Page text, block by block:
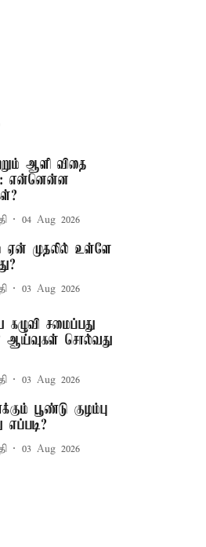
ஆளி விதை
என்னென்ன
04 Aug 2026
ஏன் முதலில் உள்ளே
03 Aug 2026
கழுவி சமைப்பது
ஆய்வுகள் சொல்வது
03 Aug 2026
பூண்டு குழம்பு
எப்படி?
03 Aug 2026